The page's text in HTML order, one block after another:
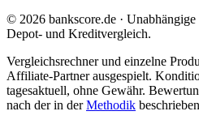
© 2026 bankscore.de ·
Depot- und Kreditvergleich.
Vergleichsrechner und einzelne
Affiliate-Partner ausgespielt.
tagesaktuell, ohne Gewähr.
nach der in derMethodik